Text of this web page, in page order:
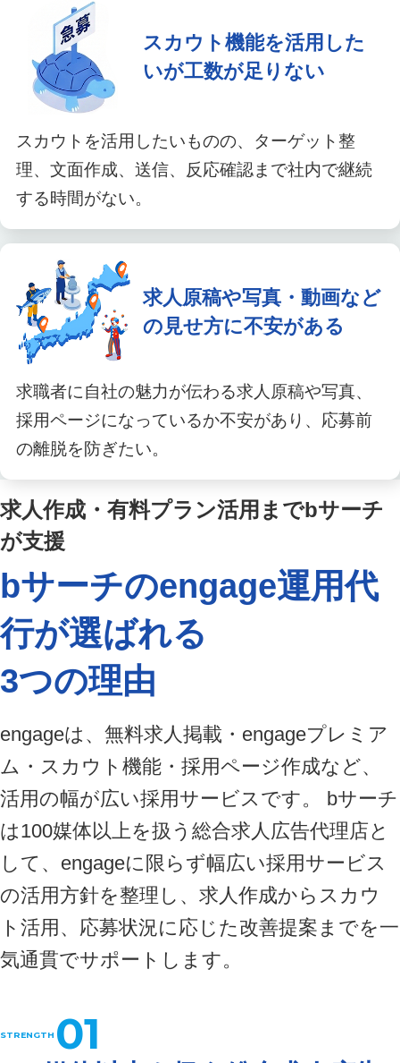
スカウト機能を活用した
いが工数が足りない
スカウトを活用したいものの、ターゲット整
理、文面作成、送信、反応確認まで社内で継続
する時間がない。
求人原稿や写真・動画など
の見せ方に不安がある
求職者に自社の魅力が伝わる求人原稿や写真、
採用ページになっているか不安があり、応募前
の離脱を防ぎたい。
求人作成・有料プラン活用までbサーチ
が支援
bサーチのengage運用代
行が選ばれる
3つの理由
engageは、無料求人掲載・engageプレミア
ム・スカウト機能・採用ページ作成など、
活用の幅が広い採用サービスです。 bサーチ
は100媒体以上を扱う総合求人広告代理店と
して、engageに限らず幅広い採用サービス
の活用方針を整理し、求人作成からスカウ
ト活用、応募状況に応じた改善提案までを一
気通貫でサポートします。
01